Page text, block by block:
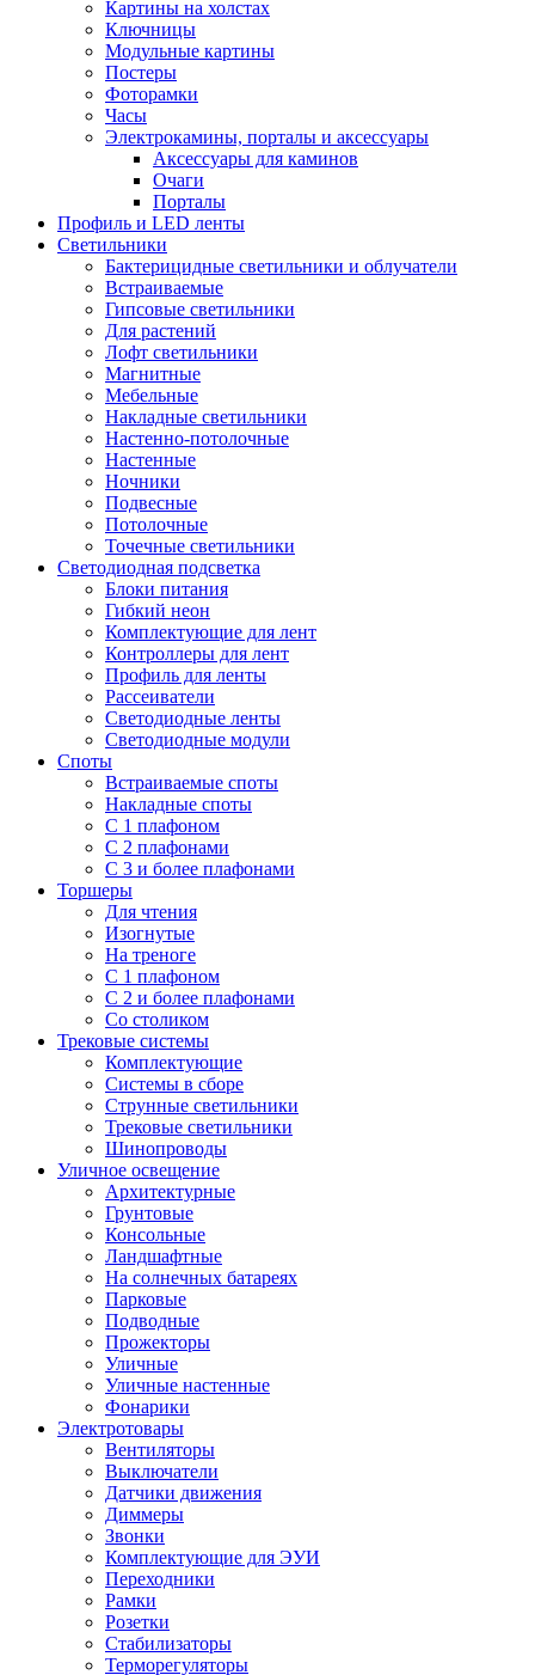
Картины на холстах
Ключницы
Модульные картины
Постеры
Фоторамки
Часы
Электрокамины, порталы и аксессуары
Аксессуары для каминов
Очаги
Порталы
Профиль и LED ленты
Светильники
Бактерицидные светильники и облучатели
Встраиваемые
Гипсовые светильники
Для растений
Лофт светильники
Магнитные
Мебельные
Накладные светильники
Настенно-потолочные
Настенные
Ночники
Подвесные
Потолочные
Точечные светильники
Светодиодная подсветка
Блоки питания
Гибкий неон
Комплектующие для лент
Контроллеры для лент
Профиль для ленты
Рассеиватели
Светодиодные ленты
Светодиодные модули
Споты
Встраиваемые споты
Накладные споты
С 1 плафоном
С 2 плафонами
С 3 и более плафонами
Торшеры
Для чтения
Изогнутые
На треноге
С 1 плафоном
С 2 и более плафонами
Со столиком
Трековые системы
Комплектующие
Системы в сборе
Струнные светильники
Трековые светильники
Шинопроводы
Уличное освещение
Архитектурные
Грунтовые
Консольные
Ландшафтные
На солнечных батареях
Парковые
Подводные
Прожекторы
Уличные
Уличные настенные
Фонарики
Электротовары
Вентиляторы
Выключатели
Датчики движения
Диммеры
Звонки
Комплектующие для ЭУИ
Переходники
Рамки
Розетки
Стабилизаторы
Терморегуляторы